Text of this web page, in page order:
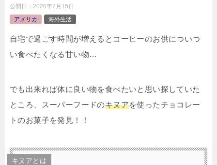
公開日： 2020年7月15日
アメリカ
海外生活
自宅で過ごす時間が増えるとコーヒーのお供についつ
い食べたくなる甘い物…
でも出来れば体に良い物を食べたいと思い探していた
ところ、スーパーフードのキヌアを使ったチョコレー
トのお菓子を発見！！
キヌアとは